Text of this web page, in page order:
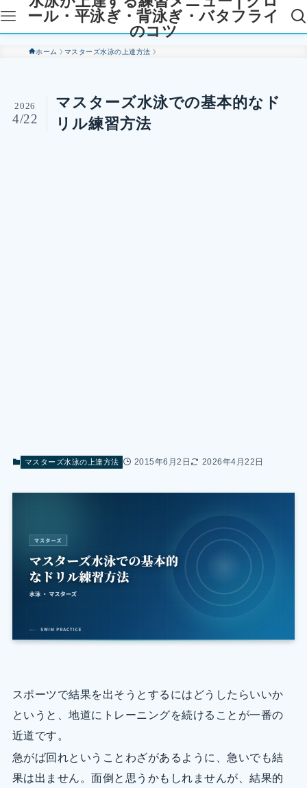
ール・平泳ぎ・背泳ぎ・バタフライ
のコツ
ホーム マスターズ水泳の上達方法
マスターズ水泳での基本的なド
リル練習方法
2026
4/22
マスターズ水泳の上達方法 2015年6月2日 2026年4月22日
スポーツで結果を出そうとするにはどうしたらいいか
というと、地道にトレーニングを続けることが一番の
近道です。
急がば回れということわざがあるように、急いでも結
果は出ません。面倒と思うかもしれませんが、結果的